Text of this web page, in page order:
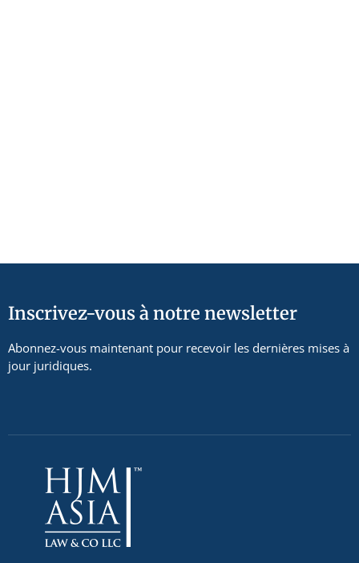
Inscrivez-vous à notre newsletter
Abonnez-vous maintenant pour recevoir les dernières mises à
jour juridiques.